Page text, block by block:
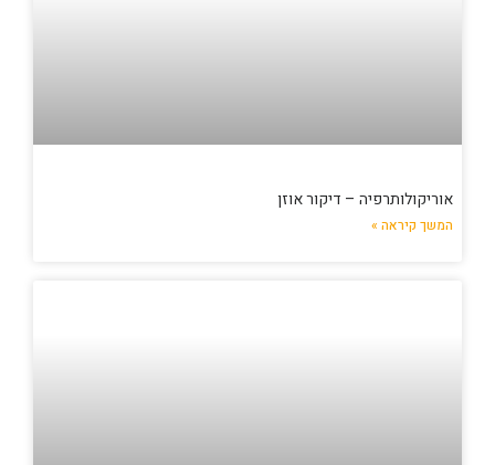
אוריקולותרפיה – דיקור אוזן
המשך קיראה »